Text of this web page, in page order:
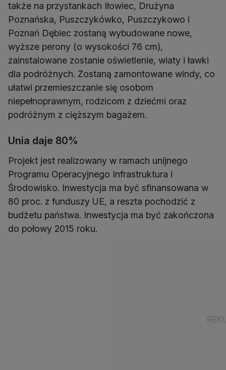
także na przystankach Iłowiec, Drużyna
Poznańska, Puszczykówko, Puszczykowo i
Poznań Dębiec zostaną wybudowane nowe,
wyższe perony (o wysokości 76 cm),
zainstalowane zostanie oświetlenie, wiaty i ławki
dla podróżnych. Zostaną zamontowane windy, co
ułatwi przemieszczanie się osobom
niepełnoprawnym, rodzicom z dziećmi oraz
podróżnym z cięższym bagażem.
Unia daje 80%
Projekt jest realizowany w ramach unijnego
Programu Operacyjnego Infrastruktura i
Środowisko. Inwestycja ma być sfinansowana w
80 proc. z funduszy UE, a reszta pochodzić z
budżetu państwa. Inwestycja ma być zakończona
do połowy 2015 roku.